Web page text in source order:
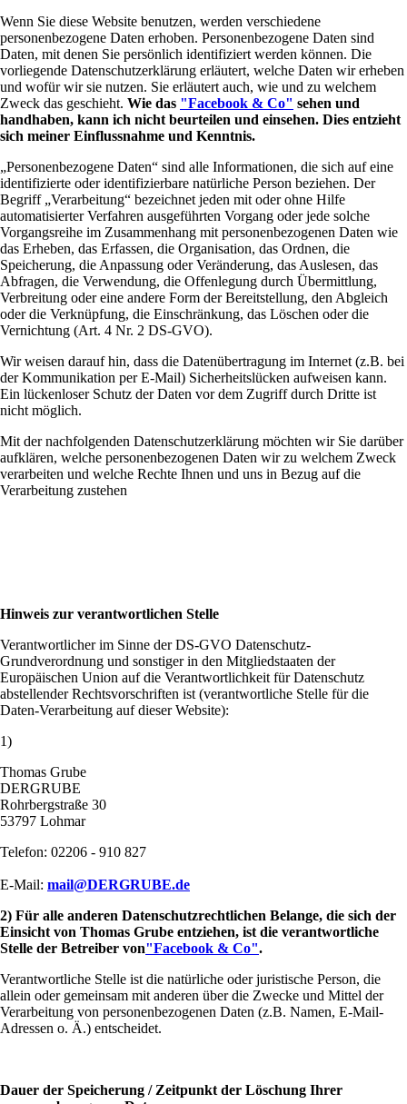
Wenn Sie diese Website benutzen, werden verschiedene
personenbezogene Daten erhoben. Personenbezogene Daten sind
Daten, mit denen Sie persönlich identifiziert werden können. Die
vorliegende Datenschutzerklärung erläutert, welche Daten wir erheben
und wofür wir sie nutzen. Sie erläutert auch, wie und zu welchem
Zweck das geschieht. Wie das "Facebook & Co" sehen und
handhaben, kann ich nicht beurteilen und einsehen. Dies entzieht
sich meiner Einflussnahme und Kenntnis.
„Personenbezogene Daten“ sind alle Informationen, die sich auf eine
identifizierte oder identifizierbare natürliche Person beziehen. Der
Begriff „Verarbeitung“ bezeichnet jeden mit oder ohne Hilfe
automatisierter Verfahren ausgeführten Vorgang oder jede solche
Vorgangsreihe im Zusammenhang mit personenbezogenen Daten wie
das Erheben, das Erfassen, die Organisation, das Ordnen, die
Speicherung, die Anpassung oder Veränderung, das Auslesen, das
Abfragen, die Verwendung, die Offenlegung durch Übermittlung,
Verbreitung oder eine andere Form der Bereitstellung, den Abgleich
oder die Verknüpfung, die Einschränkung, das Löschen oder die
Vernichtung (Art. 4 Nr. 2 DS-GVO).
Wir weisen darauf hin, dass die Datenübertragung im Internet (z.B. bei
der Kommunikation per E-Mail) Sicherheitslücken aufweisen kann.
Ein lückenloser Schutz der Daten vor dem Zugriff durch Dritte ist
nicht möglich.
Mit der nachfolgenden Datenschutzerklärung möchten wir Sie darüber
aufklären, welche personenbezogenen Daten wir zu welchem Zweck
verarbeiten und welche Rechte Ihnen und uns in Bezug auf die
Verarbeitung zustehen
Hinweis zur verantwortlichen Stelle
Verantwortlicher im Sinne der DS-GVO Datenschutz-
Grundverordnung und sonstiger in den Mitgliedstaaten der
Europäischen Union auf die Verantwortlichkeit für Datenschutz
abstellender Rechtsvorschriften ist (verantwortliche Stelle für die
Daten-Verarbeitung auf dieser Website):
1)
Thomas Grube
DERGRUBE
Rohrbergstraße 30
53797 Lohmar
Telefon: 02206 - 910 827
E-Mail: mail@DERGRUBE.de
2) Für alle anderen Datenschutzrechtlichen Belange, die sich der
Einsicht von Thomas Grube entziehen, ist die verantwortliche
Stelle der Betreiber von"Facebook & Co".
Verantwortliche Stelle ist die natürliche oder juristische Person, die
allein oder gemeinsam mit anderen über die Zwecke und Mittel der
Verarbeitung von personenbezogenen Daten (z.B. Namen, E-Mail-
Adressen o. Ä.) entscheidet.
Dauer der Speicherung / Zeitpunkt der Löschung Ihrer